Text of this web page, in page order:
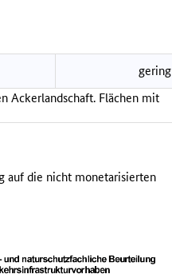
gering
Ackerlandschaft. Flächen mit
auf die nicht monetarisierten